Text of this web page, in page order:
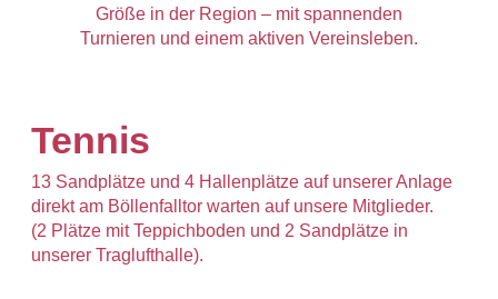
Größe in der Region – mit spannenden
Turnieren und einem aktiven Vereinsleben.
Tennis
13 Sandplätze und 4 Hallenplätze auf unserer Anlage
direkt am Böllenfalltor warten auf unsere Mitglieder.
(2 Plätze mit Teppichboden und 2 Sandplätze in
unserer Traglufthalle).